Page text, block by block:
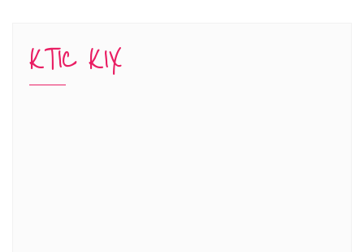
KTIC KIX